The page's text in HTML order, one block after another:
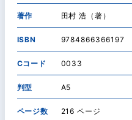
著作 田村 浩（著）
ISBN 9784866366197
Cコード 0033
判型 A5
ページ数 216 ページ